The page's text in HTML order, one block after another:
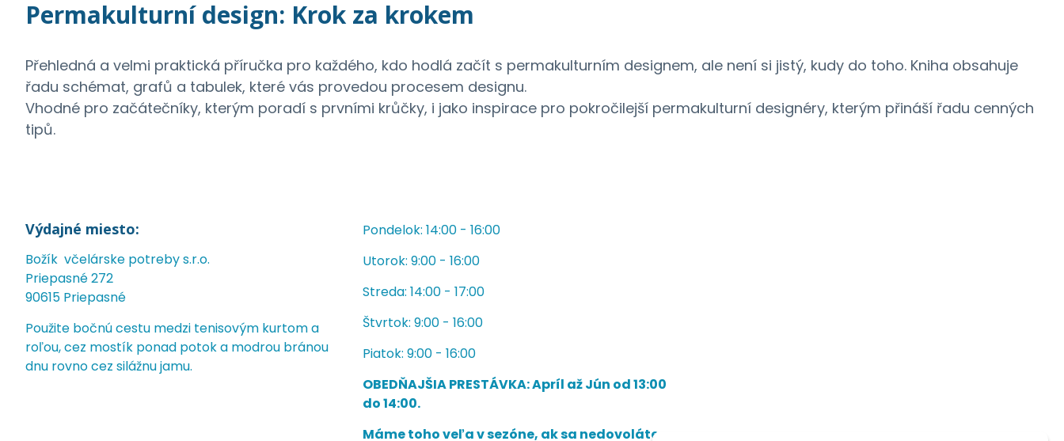
Permakulturní design: Krok za krokem
Přehledná a velmi praktická příručka pro každého, kdo hodlá začít s permakulturním designem, ale není si jistý, kudy do toho. Kniha obsahuje
řadu schémat, grafů a tabulek, které vás provedou procesem designu.
Vhodné pro začátečníky, kterým poradí s prvními krůčky, i jako inspirace pro pokročilejší permakulturní designéry, kterým přináší řadu cenných
tipů.
Výdajné miesto:
Božík včelárske potreby s.r.o.
Priepasné 272
90615 Priepasné
Použite bočnú cestu medzi tenisovým kurtom a
roľou, cez mostík ponad potok a modrou bránou
dnu rovno cez silážnu jamu.
Pondelok: 14:00 - 16:00
Utorok: 9:00 - 16:00
Streda: 14:00 - 17:00
Štvrtok: 9:00 - 16:00
Piatok: 9:00 - 16:00
OBEDŇAJŠIA PRESTÁVKA: Apríl až Jún od 13:00
do 14:00.
Máme toho veľa v sezóne, ak sa nedovoláte,